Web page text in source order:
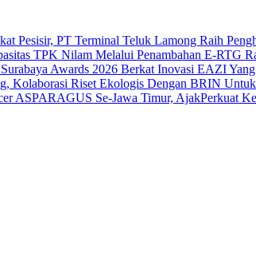
Pesisir, PT Terminal Teluk Lamong Raih
TPK Nilam Melalui Penambahan E-RTG
Awards 2026 Berkat Inovasi EAZI
Kolaborasi Riset Ekologis Dengan BRIN Untuk
ASPARAGUS Se-Jawa Timur, AjakPerkuat